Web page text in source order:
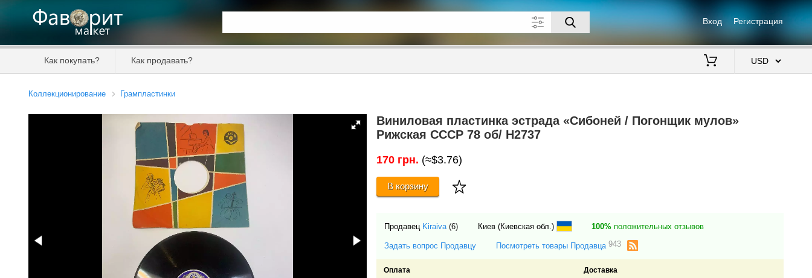
Вход Регистрация
Как покупать? Как продавать?
Коллекционирование Грампластинки
Виниловая пластинка эстрада «Сибоней / Погонщик мулов»
Рижская СССР 78 об/ Н2737
170 грн. (≈$3.76)
В корзину
Продавец Kiraiva (6) Киев (Киевская обл.) 100% положительных отзывов
Задать вопрос Продавцу Посмотреть товары Продавца 943
Оплата
Доставка